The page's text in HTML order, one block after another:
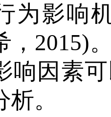
为影响
，2015)
响因素
。